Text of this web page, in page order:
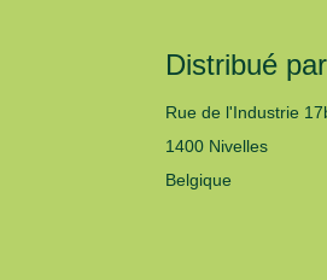
Distribué
Rue de l'Industrie
1400 Nivelles
Belgique